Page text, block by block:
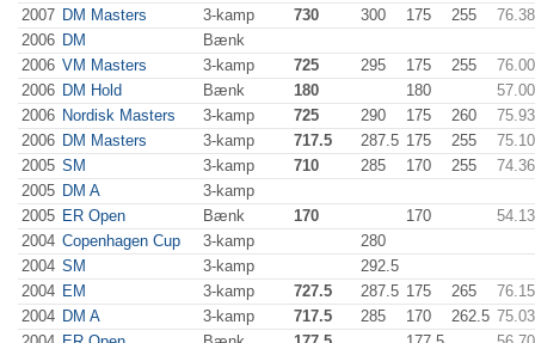
2007 DM Masters 3-kamp 730 300 175 255
76.38
2006 DM
Bænk
2006 VM Masters 3-kamp 725 295 175 255
76.00
2006 DM Hold Bænk 180 180
57.00
2006 Nordisk Masters 3-kamp 725 290 175 260
75.93
2006 DM Masters 3-kamp 717.5 287.5 175 255
75.10
2005 SM 3-kamp 710 285 170 255
74.36
2005 DM A
3-kamp
2005 ER Open Bænk 170 170
54.13
2004 Copenhagen Cup 3-kamp
280
2004 SM 3-kamp
292.5
2004 EM 3-kamp 727.5 287.5 175 265
76.15
2004 DM A 3-kamp 717.5 285 170 262.5 75.03